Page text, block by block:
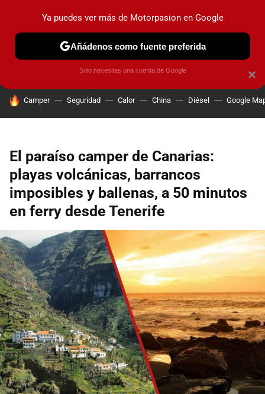
PRUEBAS COCHES ELÉCTRICOS OBSERVATORIO
HOY SE HABLA DE
Camper Seguridad Calor China Diésel Google
El paraíso camper de Canarias:
playas volcánicas, barrancos
imposibles y ballenas, a 50 minutos
en ferry desde Tenerife
×
Ya puedes ver más de Motorpasion en Google
Añádenos como fuente preferida
Solo necesitas una cuenta de Google